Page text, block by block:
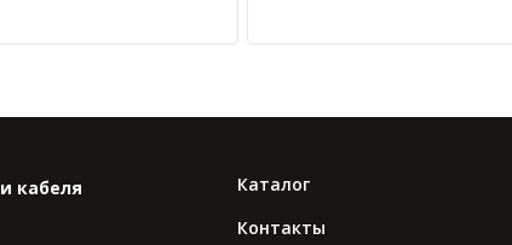
кабеля
Каталог
Контакты